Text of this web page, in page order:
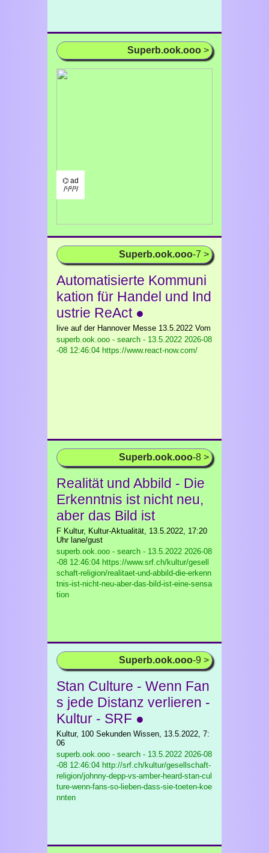
Superb.ook.ooo >
⌬ ad
/¹/²/³/
Superb.ook.ooo-7 >
Automatisierte Kommuni
kation für Handel und Ind
ustrie ReAct ●
live auf der Hannover Messe 13.5.2022 Vom
superb.ook.ooo - search - 13.5.2022 2026-08
-08 12:46:04 https://www.react-now.com/
Superb.ook.ooo-8 >
Realität und Abbild - Die
Erkenntnis ist nicht neu,
aber das Bild ist
F Kultur, Kultur-Aktualität, 13.5.2022, 17:20
Uhr lane/gust
superb.ook.ooo - search - 13.5.2022 2026-08
-08 12:46:04 https://www.srf.ch/kultur/gesell
schaft-religion/realitaet-und-abbild-die-erkenn
tnis-ist-nicht-neu-aber-das-bild-ist-eine-sensa
tion
Superb.ook.ooo-9 >
Stan Culture - Wenn Fan
s jede Distanz verlieren -
Kultur - SRF ●
Kultur, 100 Sekunden Wissen, 13.5.2022, 7:
06
superb.ook.ooo - search - 13.5.2022 2026-08
-08 12:46:04 http://srf.ch/kultur/gesellschaft-
religion/johnny-depp-vs-amber-heard-stan-cul
ture-wenn-fans-so-lieben-dass-sie-toeten-koe
nnten